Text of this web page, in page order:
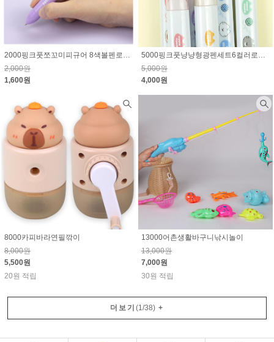
2000핑크풋쪼꼬미피규어 8색볼펜로그인시 15% 할인된 가격
2,000원
1,600원
5000핑크풋냥냥형광펜세트6컬러로그인시 20% 할인된 가격
5,000원
4,000원
8000카피바라연필깎이
8,000원
5,500원
20원 적립
13000어촌생활바구니낚시놀이
13,000원
7,000원
30원 적립
더보기 (1/38) +